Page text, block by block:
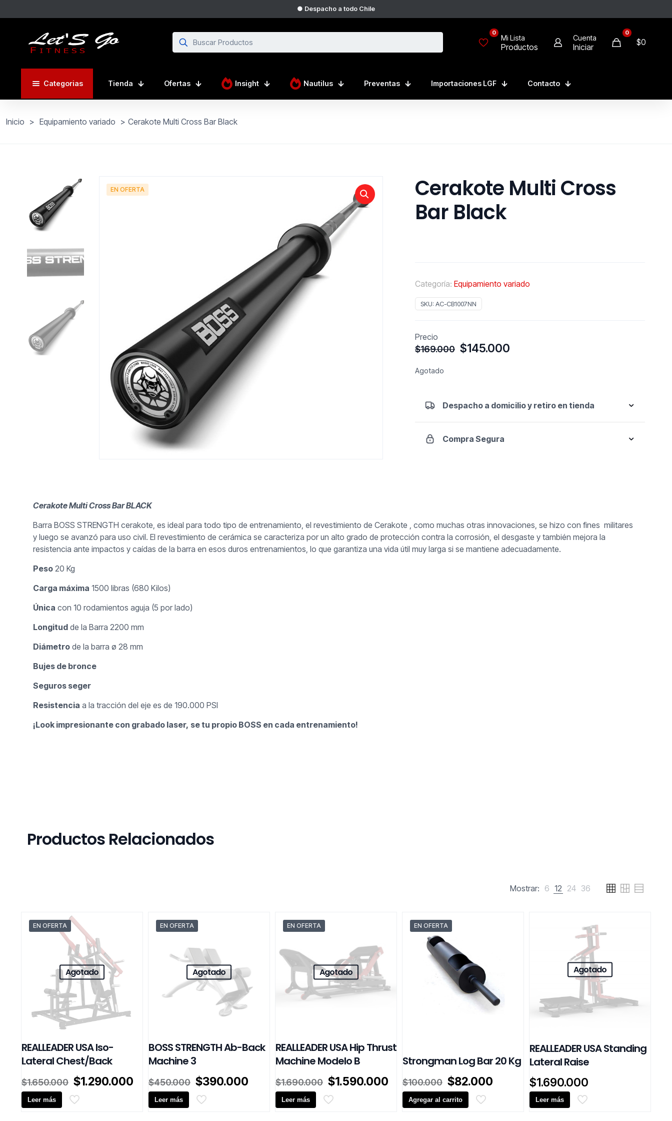
● Despacho a todo Chile
0
Mi Lista
Productos
Cuenta
Iniciar
0
$0
Categorias Tienda Ofertas Insight Nautilus Preventas Importaciones LGF Contacto
Inicio > Equipamiento variado > Cerakote Multi Cross Bar Black
EN OFERTA
Cerakote Multi Cross
Bar Black
Categoría: Equipamiento variado
SKU: AC-CB1007NN
Precio
$169.000 El
$145.000
Agotado
Despacho a domicilio y retiro en tienda
Compra Segura
Cerakote Multi Cross Bar BLACK
Barra BOSS STRENGTH cerakote, es ideal para todo tipo de entrenamiento, el revestimiento de Cerakote , como muchas otras innovaciones, se hizo con fines militares
y luego se avanzó para uso civil. El revestimiento de cerámica se caracteriza por un alto grado de protección contra la corrosión, el desgaste y también mejora la
resistencia ante impactos y caídas de la barra en esos duros entrenamientos, lo que garantiza una vida útil muy larga si se mantiene adecuadamente.
Peso 20 Kg
Carga máxima 1500 libras (680 Kilos)
Única con 10 rodamientos aguja (5 por lado)
Longitud de la Barra 2200 mm
Diámetro de la barra ø 28 mm
Bujes de bronce
Seguros seger
Resistencia a la tracción del eje es de 190.000 PSI
¡Look impresionante con grabado laser, se tu propio BOSS en cada entrenamiento!
Productos Relacionados
Mostrar: 6 12 24 36
EN OFERTA
Agotado
REALLEADER USA Iso-
Lateral Chest/Back
$1.650.000 El
precio
original
$1.290.000
precio
actual
Leer más
EN OFERTA
Agotado
BOSS STRENGTH Ab-Back
Machine 3
$450.000 El
precio
original
$390.000
precio
Leer más
EN OFERTA
Agotado
REALLEADER USA Hip Thrust
Machine Modelo B
$1.690.000 El
precio
original
$1.590.000
precio
actual
Leer más
EN OFERTA
Strongman Log Bar 20 Kg
$100.000 El
precio
original
$82.000
Agregar al carrito
Agotado
REALLEADER USA Standing
Lateral Raise
$1.690.000
Leer más